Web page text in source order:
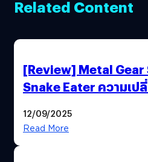
Related Content
[Review] Metal Gear
Snake Eater ความเป
12/09/2025
Read More